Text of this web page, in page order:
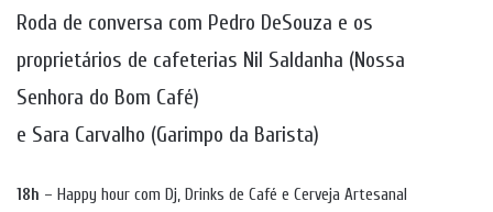
Roda de conversa com Pedro DeSouza e os
proprietários de cafeterias Nil Saldanha (Nossa
Senhora do Bom Café)
e Sara Carvalho (Garimpo da Barista)
18h – Happy hour com Dj, Drinks de Café e Cerveja Artesanal